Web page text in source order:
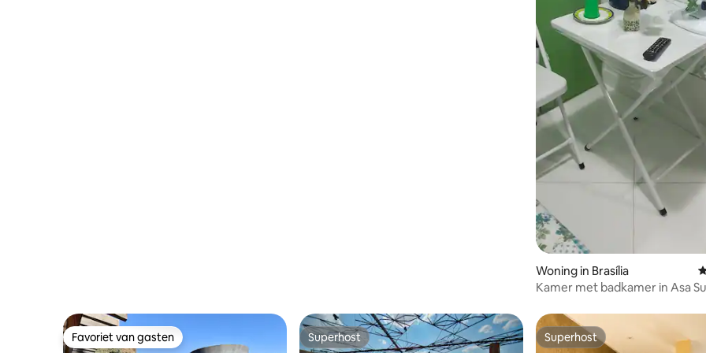
Woning in Brasília
Kamer met badkamer in Asa
Favoriet van gasten
Favoriet van gasten Superhost
Superhost Superhost
Superhost